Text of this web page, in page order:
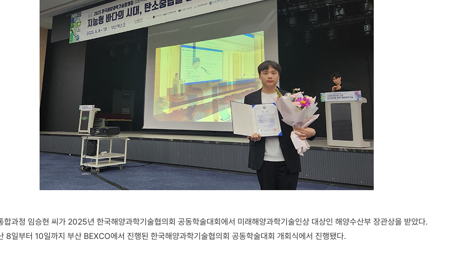
합과정 임승현 씨가 2025년 한국해양과학기술협의회 공동학술대회에서 미래해양과학기술인상 대상인 해양수산부 장관상을 받았다.
8일부터 10일까지 부산 BEXCO에서 진행된 한국해양과학기술협의회 공동학술대회 개회식에서 진행됐다.